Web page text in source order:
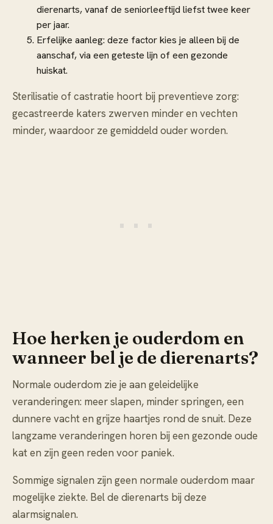
dierenarts, vanaf de seniorleeftijd liefst twee keer
per jaar.
Erfelijke aanleg: deze factor kies je alleen bij de
aanschaf, via een geteste lijn of een gezonde
huiskat.
Sterilisatie of castratie hoort bij preventieve zorg:
gecastreerde katers zwerven minder en vechten
minder, waardoor ze gemiddeld ouder worden.
Hoe herken je ouderdom en
wanneer bel je de dierenarts?
Normale ouderdom zie je aan geleidelijke
veranderingen: meer slapen, minder springen, een
dunnere vacht en grijze haartjes rond de snuit. Deze
langzame veranderingen horen bij een gezonde oude
kat en zijn geen reden voor paniek.
Sommige signalen zijn geen normale ouderdom maar
mogelijke ziekte. Bel de dierenarts bij deze
alarmsignalen.